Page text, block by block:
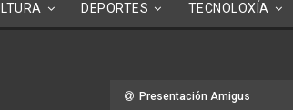
DEPORTES TECNOLOXÍA
Presentación Amigus